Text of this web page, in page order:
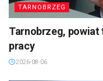
TARNOBRZEG
Tarnobrzeg, powiat
pracy
2026-08-06